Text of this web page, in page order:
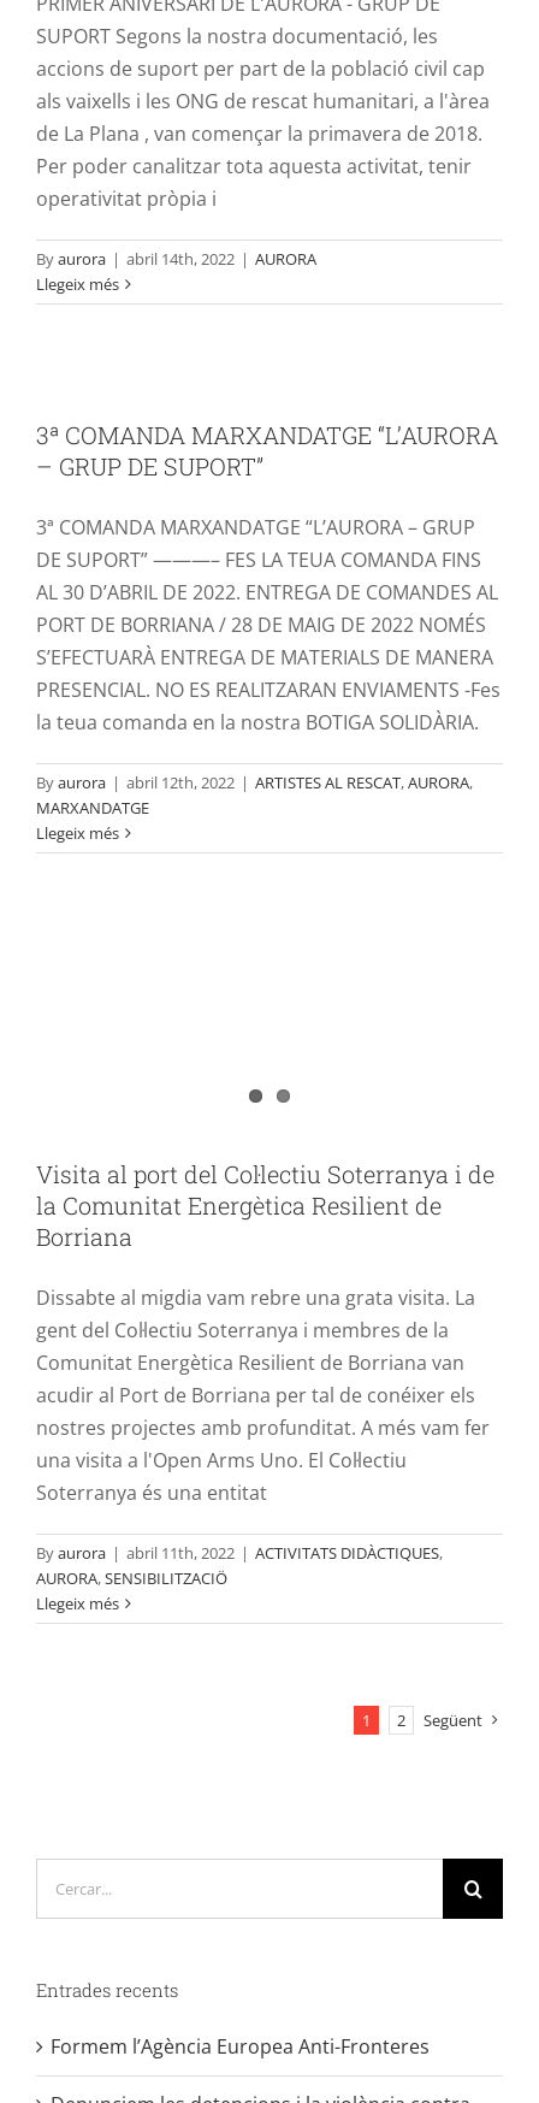
SUPORT Segons la nostra documentació, les
accions de suport per part de la població civil cap
als vaixells i les ONG de rescat humanitari, a l'àrea
de La Plana , van començar la primavera de 2018.
Per poder canalitzar tota aquesta activitat, tenir
operativitat pròpia i
Byaurora | abril 14th, 2022 | AURORA
Llegeix més
ARTISTES AL RESCAT AURORA MARXANDATGE
3ª COMANDA MARXANDATGE “L’AURORA
– GRUP DE SUPORT”
3ª COMANDA MARXANDATGE “L’AURORA – GRUP
DE SUPORT” ———– FES LA TEUA COMANDA FINS
AL 30 D’ABRIL DE 2022. ENTREGA DE COMANDES AL
PORT DE BORRIANA / 28 DE MAIG DE 2022 NOMÉS
S’EFECTUARÀ ENTREGA DE MATERIALS DE MANERA
PRESENCIAL. NO ES REALITZARAN ENVIAMENTS -Fes
la teua comanda en la nostra BOTIGA SOLIDÀRIA.
Byaurora | abril 12th, 2022 | ARTISTES AL RESCAT,AURORA,
MARXANDATGE
Llegeix més
Visita al port del Col·lectiu Soterranya i de
la Comunitat Energètica Resilient de
Borriana
Dissabte al migdia vam rebre una grata visita. La
gent del Col·lectiu Soterranya i membres de la
Comunitat Energètica Resilient de Borriana van
acudir al Port de Borriana per tal de conéixer els
nostres projectes amb profunditat. A més vam fer
una visita a l'Open Arms Uno. El Col·lectiu
Soterranya és una entitat
Byaurora | abril 11th, 2022 | ACTIVITATS DIDÀCTIQUES,
AURORA,SENSIBILITZACIÖ
Llegeix més
1 2 Següent
Entrades recents
Formem l’Agència Europea Anti-Fronteres